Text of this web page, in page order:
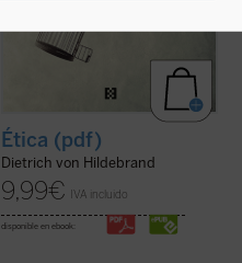
Ética (pdf)
Dietrich von Hildebrand
9,99€ IVA incluido
disponible en ebook: